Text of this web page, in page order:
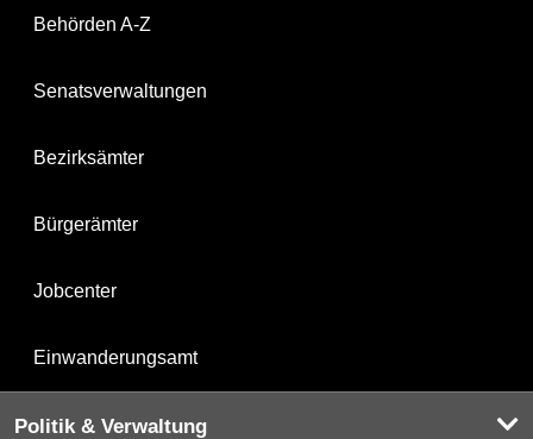
Behörden A-Z
Senatsverwaltungen
Bezirksämter
Bürgerämter
Jobcenter
Einwanderungsamt
Politik & Verwaltung